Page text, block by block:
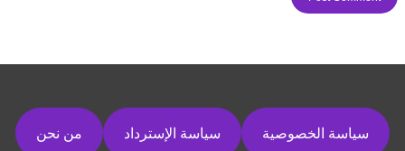
سياسة الخصوصية سياسة الإسترداد من نحن